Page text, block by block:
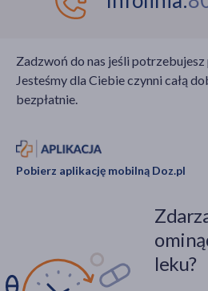
Zadzwoń do nas jeśli
Jesteśmy dla Ciebie czynni całą
bezpłatnie.
Pobierz aplikację mobilną Doz.pl
leku?